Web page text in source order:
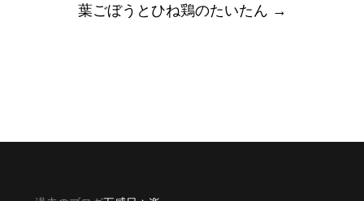
葉ごぼうとひね鶏のたいたん →